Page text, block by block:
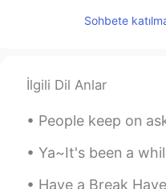
Sohbete
İlgili Dil Anlar
People keep on asking these questions so
Ya~It's been a while ＾＾ I had to reinstall
Have a Break Have a KitKat~🍫 Ich habe